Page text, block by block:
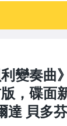
變奏曲
，碟面
達 貝多芬